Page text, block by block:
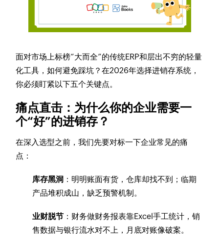
面对市场上标榜“大而全”的传统ERP和层出不穷的轻量
化工具，如何避免踩坑？在2026年选择进销存系统，
你必须盯紧以下五个关键点。
痛点直击：为什么你的企业需要一
个“好”的进销存？
在深入选型之前，我们先要对标一下企业常见的痛
点：
库存黑洞 ：明明账面有货，仓库却找不到；临期
产品堆积成山，缺乏预警机制。
业财脱节 ：财务做财务报表靠Excel手工统计，销
售数据与银行流水对不上，月底对账像破案。